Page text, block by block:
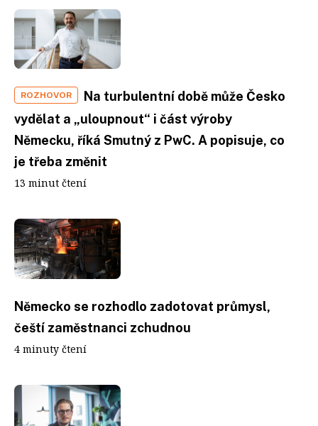
ROZHOVOR
Na turbulentní době může Česko
vydělat a „uloupnout“ i část výroby
Německu, říká Smutný z PwC. A popisuje, co
je třeba změnit
13 minut čtení
Německo se rozhodlo zadotovat průmysl,
čeští zaměstnanci zchudnou
4 minuty čtení